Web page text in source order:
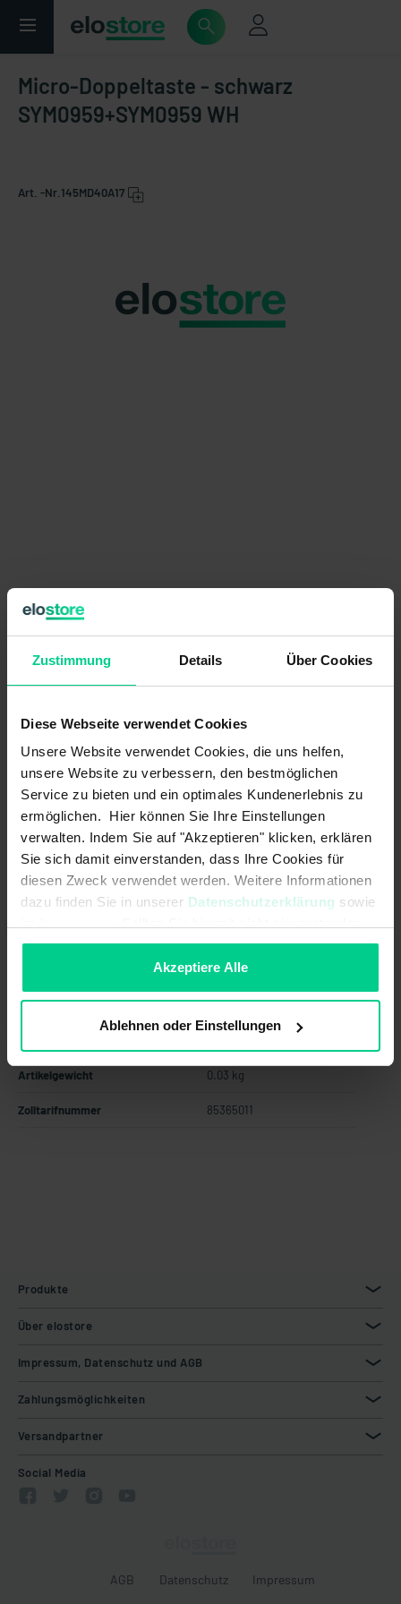
Zustimmung Details Über Cookies
Diese Webseite verwendet Cookies
Unsere Website verwendet Cookies, die uns helfen,
unsere Website zu verbessern, den bestmöglichen
Service zu bieten und ein optimales Kundenerlebnis zu
ermöglichen. Hier können Sie Ihre Einstellungen
verwalten. Indem Sie auf "Akzeptieren" klicken, erklären
Sie sich damit einverstanden, dass Ihre Cookies für
diesen Zweck verwendet werden. Weitere Informationen
dazu finden Sie in unserer Datenschutzerklärung sowie
sein, können Sie die Verwendung von Cookies hier
Akzeptiere Alle
Ablehnen oder Einstellungen
Micro-Doppeltaste - schwarz
SYM0959+SYM0959 WH
Art. -Nr. 145MD40A17
pro Stück 78,30 €
Preise exkl. MwSt. zzgl. Versandkosten
verfügbar (75 Stk.), Lieferzeit 1-3 Tage
Stückzahl Preis
ab 10 Stk.
68,81 €
- 12 %
ab 25 Stk.
61,92 €
- 21 %
ab 50 Stk.
55,73 €
- 29 %
ab 100 Stk.
50,16 € - 36 %
In den Warenkorb
Angebot erstellen
Artikelgewicht 0.03 kg
Zolltarifnummer 85365011
Produkte
Über elostore
Impressum, Datenschutz und AGB
Zahlungsmöglichkeiten
Versandpartner
Social Media
AGB Datenschutz Impressum